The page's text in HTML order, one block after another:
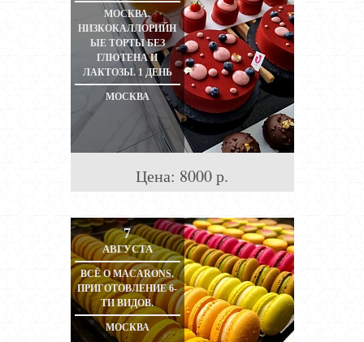
МОСКВА.
НИЗКОКАЛЛОРИЙН
ЫЕ ТОРТЫ БЕЗ
ГЛЮТЕНА И
ЛАКТОЗЫ. 1 ДЕНЬ
МОСКВА
Цена: 8000р.
7
АВГУСТА
ВСЁ О MACARONS.
ПРИГОТОВЛЕНИЕ 6-
ТИ ВИДОВ.
МОСКВА